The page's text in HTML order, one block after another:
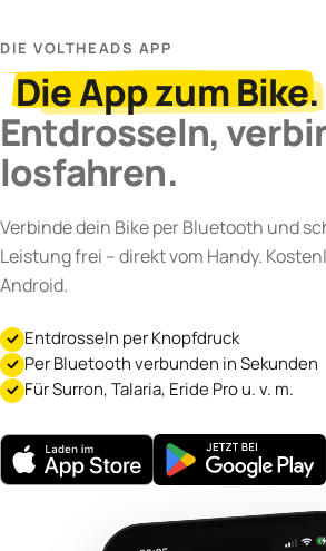
DIE VOLTHEADS APP
Die App zum Bike.
Entdrosseln,
losfahren.
Verbinde dein Bike per Bluetooth und
Leistung frei – direkt vom Handy.
Android.
Entdrosseln per Knopfdruck
Per Bluetooth verbunden in Sekunden
Für Surron, Talaria, Eride Pro u. v. m.